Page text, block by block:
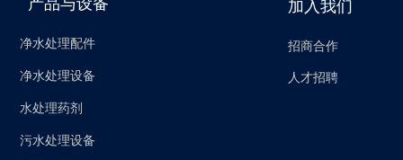
产品与设备
净水处理配件
净水处理设备
水处理药剂
污水处理设备
加入我们
招商合作
人才招聘